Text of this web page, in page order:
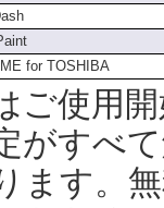
for TOSHIBA
ご使用
がすべ
ます。